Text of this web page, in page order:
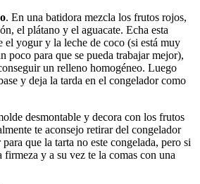
. En una batidora mezcla los frutos rojos,
el plátano y el aguacate. Echa esta
el yogur y la leche de coco (si está muy
poco para que se pueda trabajar mejor),
un relleno homogéneo. Luego
y deja la tarda en el congelador como
desmontable y decora con los frutos
te aconsejo retirar del congelador
que la tarta no este congelada, pero si
firmeza y a su vez te la comas con una